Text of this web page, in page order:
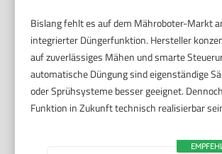
Bislang fehlt es auf dem Mähroboter-Markt
integrierter Düngerfunktion. Hersteller
auf zuverlässiges Mähen und smarte
automatische Düngung sind eigenständige
oder Sprühsysteme besser geeignet.
Funktion in Zukunft technisch realisierbar